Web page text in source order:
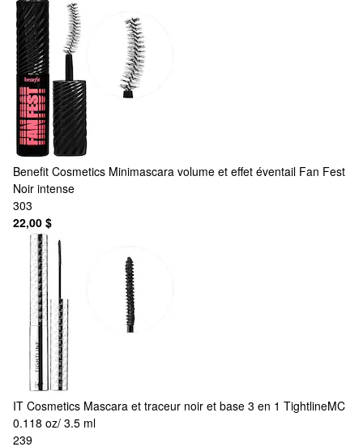
Benefit Cosmetics Minimascara volume et effet éventail Fan Fest
Noir intense
303
22,00 $
IT Cosmetics Mascara et traceur noir et base 3 en 1 TightlineMC
0.118 oz/ 3.5 ml
239